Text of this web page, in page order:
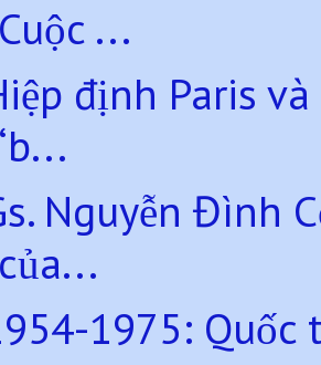
Cuộc ...
định Paris
‘b...
Nguyễn Đình
của...
1975: Quốc